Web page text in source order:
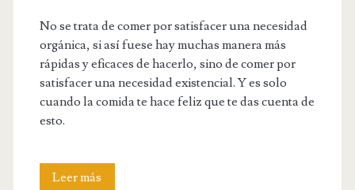
No se trata de comer por satisfacer una necesidad
orgánica, si así fuese hay muchas manera más
rápidas y eficaces de hacerlo, sino de comer por
satisfacer una necesidad existencial. Y es solo
cuando la comida te hace feliz que te das cuenta de
esto.
Leer más